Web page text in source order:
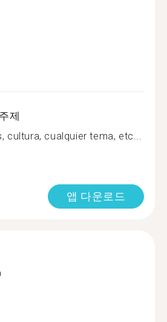
제
cultura, cualquier tema, etc...
앱 다운로드